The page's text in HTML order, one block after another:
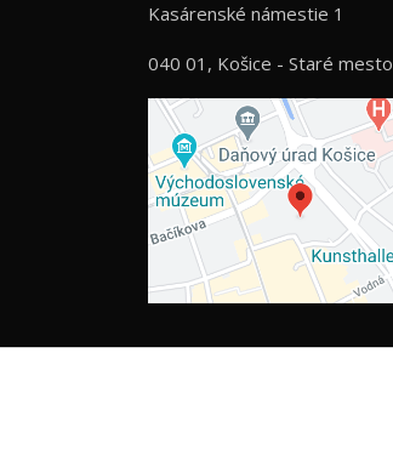
Kasárenské námestie 1
040 01, Košice - Staré mesto